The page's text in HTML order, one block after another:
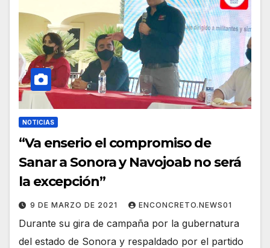
NOTICIAS
“Va enserio el compromiso de
Sanar a Sonora y Navojoab no será
la excepción”
9 DE MARZO DE 2021 ENCONCRETO.NEWS01
Durante su gira de campaña por la gubernatura
del estado de Sonora y respaldado por el partido